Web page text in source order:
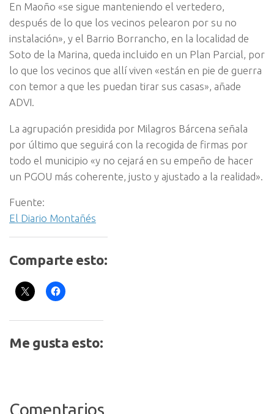
En Maoño «se sigue manteniendo el vertedero,
después de lo que los vecinos pelearon por su no
instalación», y el Barrio Borrancho, en la localidad de
Soto de la Marina, queda incluido en un Plan Parcial, por
lo que los vecinos que allí viven «están en pie de guerra
con temor a que les puedan tirar sus casas», añade
ADVI.
La agrupación presidida por Milagros Bárcena señala
por último que seguirá con la recogida de firmas por
todo el municipio «y no cejará en su empeño de hacer
un PGOU más coherente, justo y ajustado a la realidad».
Fuente:
El Diario Montañés
Comparte esto:
Me gusta esto:
Comentarios